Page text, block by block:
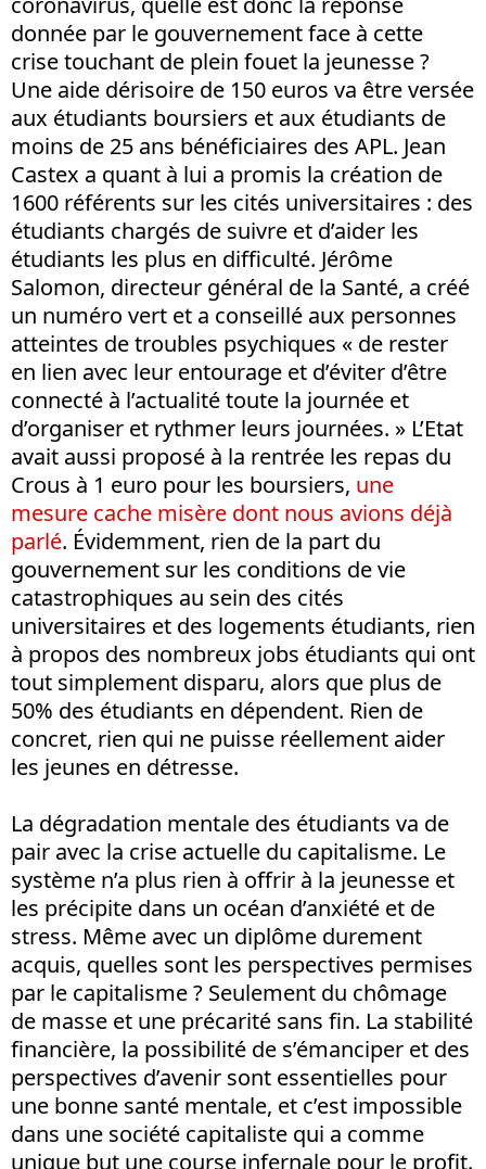
donnée par le gouvernement face à cette
crise touchant de plein fouet la jeunesse ?
Une aide dérisoire de 150 euros va être versée
aux étudiants boursiers et aux étudiants de
moins de 25 ans bénéficiaires des APL. Jean
Castex a quant à lui a promis la création de
1600 référents sur les cités universitaires : des
étudiants chargés de suivre et d’aider les
étudiants les plus en difficulté. Jérôme
Salomon, directeur général de la Santé, a créé
un numéro vert et a conseillé aux personnes
atteintes de troubles psychiques « de rester
en lien avec leur entourage et d’éviter d’être
connecté à l’actualité toute la journée et
d’organiser et rythmer leurs journées. » L’Etat
avait aussi proposé à la rentrée les repas du
Crous à 1 euro pour les boursiers, une
mesure cache misère dont nous avions déjà
parlé. Évidemment, rien de la part du
gouvernement sur les conditions de vie
catastrophiques au sein des cités
universitaires et des logements étudiants, rien
à propos des nombreux jobs étudiants qui ont
tout simplement disparu, alors que plus de
50% des étudiants en dépendent. Rien de
concret, rien qui ne puisse réellement aider
les jeunes en détresse.
La dégradation mentale des étudiants va de
pair avec la crise actuelle du capitalisme. Le
système n’a plus rien à offrir à la jeunesse et
les précipite dans un océan d’anxiété et de
stress. Même avec un diplôme durement
acquis, quelles sont les perspectives permises
par le capitalisme ? Seulement du chômage
de masse et une précarité sans fin. La stabilité
financière, la possibilité de s’émanciper et des
perspectives d’avenir sont essentielles pour
une bonne santé mentale, et c’est impossible
dans une société capitaliste qui a comme
unique but une course infernale pour le profit.